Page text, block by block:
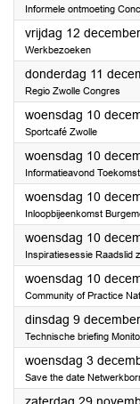
Informele ontmoeting
vrijdag 12 december
Werkbezoeken
donderdag 11
Regio Zwolle Congres
woensdag 10
Sportcafé Zwolle
woensdag 10
Informatieavond
woensdag 10
Inloopbijeenkomst
woensdag 10
Inspiratiesessie Raadslid
woensdag 10
Community of Practice
dinsdag 9 december
Technische briefing
woensdag 3
Save the date